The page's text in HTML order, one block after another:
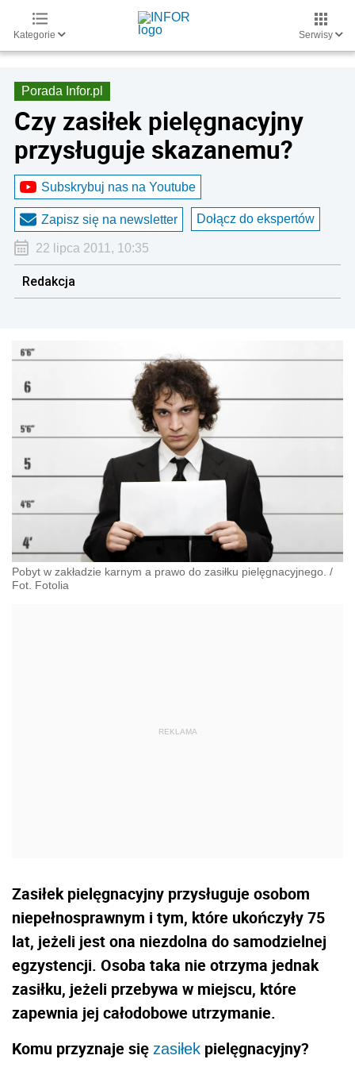
Kategorie Serwisy
Porada Infor.pl
Czy zasiłek pielęgnacyjny
przysługuje skazanemu?
Subskrybuj nas na Youtube
Zapisz się na newsletter Dołącz do ekspertów
22 lipca 2011, 10:35
Redakcja
Pobyt w zakładzie karnym a prawo do zasiłku pielęgnacyjnego. /
Fot. Fotolia
Zasiłek pielęgnacyjny przysługuje osobom
niepełnosprawnym i tym, które ukończyły 75
lat, jeżeli jest ona niezdolna do samodzielnej
egzystencji. Osoba taka nie otrzyma jednak
zasiłku, jeżeli przebywa w miejscu, które
zapewnia jej całodobowe utrzymanie.
Komu przyznaje się zasiłek pielęgnacyjny?